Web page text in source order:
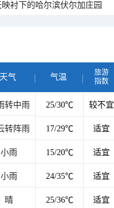
衬下的哈尔滨伏尔加庄园
天气 气温
旅游
指数
转中雨 25/30℃ 较不宜
转阵雨 17/29℃ 适宜
小雨 15/20℃ 适宜
小雨 24/35℃ 适宜
晴 25/36℃ 适宜